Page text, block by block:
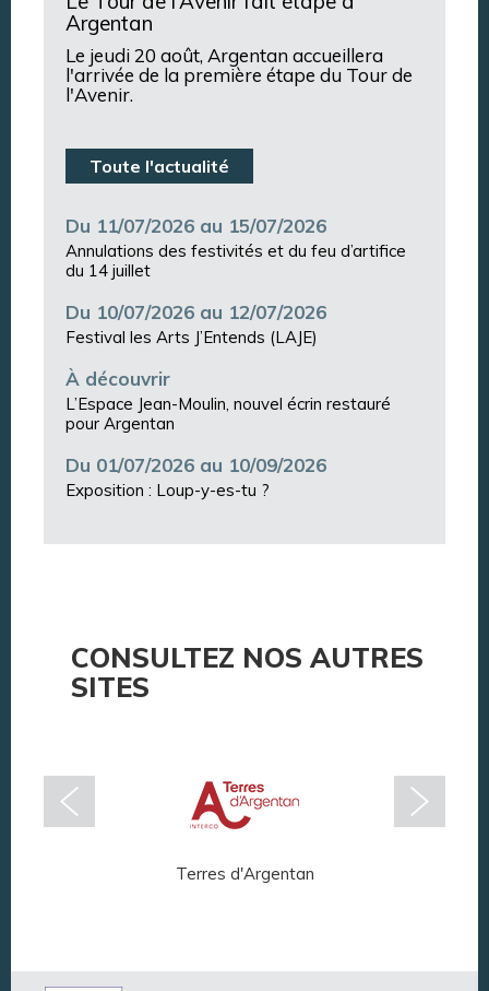
Argentan
Le jeudi 20 août, Argentan accueillera
l'arrivée de la première étape du Tour de
l'Avenir.
Toute l'actualité
Du 11/07/2026 au 15/07/2026
Annulations des festivités et du feu d’artifice
du 14 juillet
Du 10/07/2026 au 12/07/2026
Festival les Arts J’Entends (LAJE)
À découvrir
L’Espace Jean-Moulin, nouvel écrin restauré
pour Argentan
Du 01/07/2026 au 10/09/2026
Exposition : Loup-y-es-tu ?
CONSULTEZ NOS AUTRES
SITES
Terres d'Argentan